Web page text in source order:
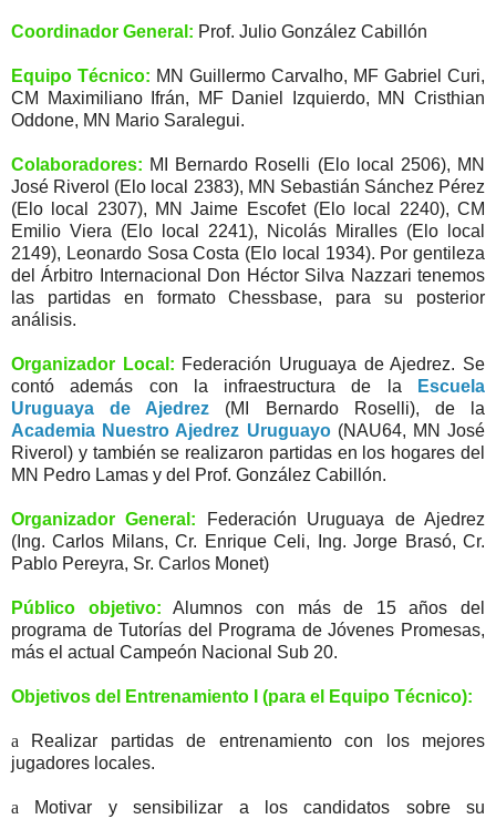
Coordinador General: Prof. Julio González Cabillón
Equipo Técnico: MN Guillermo Carvalho, MF Gabriel Curi,
CM Maximiliano Ifrán, MF Daniel Izquierdo, MN Cristhian
Oddone, MN Mario Saralegui.
Colaboradores: MI Bernardo Roselli (Elo local 2506), MN
José Riverol (Elo local 2383), MN Sebastián Sánchez Pérez
(Elo local 2307), MN Jaime Escofet (Elo local 2240), CM
Emilio Viera (Elo local 2241), Nicolás Miralles (Elo local
2149), Leonardo Sosa Costa (Elo local 1934). Por gentileza
del Árbitro Internacional Don Héctor Silva Nazzari tenemos
las partidas en formato Chessbase, para su posterior
análisis.
Organizador Local: Federación Uruguaya de Ajedrez. Se
contó además con la infraestructura de la
Escuela
Uruguaya de Ajedrez (MI Bernardo Roselli), de la
Academia Nuestro Ajedrez Uruguayo(NAU64, MN José
Riverol) y también se realizaron partidas en los hogares del
MN Pedro Lamas y del Prof. González Cabillón.
Organizador General: Federación Uruguaya de Ajedrez
(Ing. Carlos Milans, Cr. Enrique Celi, Ing. Jorge Brasó, Cr.
Pablo Pereyra, Sr. Carlos Monet)
Público objetivo: Alumnos con más de 15 años del
programa de Tutorías del Programa de Jóvenes Promesas,
más el actual Campeón Nacional Sub 20.
Objetivos del Entrenamiento I (para el Equipo Técnico):
a Realizar partidas de entrenamiento con los mejores
jugadores locales.
a Motivar y sensibilizar a los candidatos sobre su